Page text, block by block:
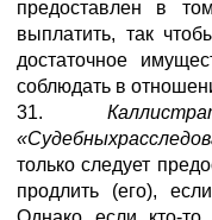
предоставлен в
выплатить, так
достаточное
соблюдать в
31.
только следует
продлить (его),